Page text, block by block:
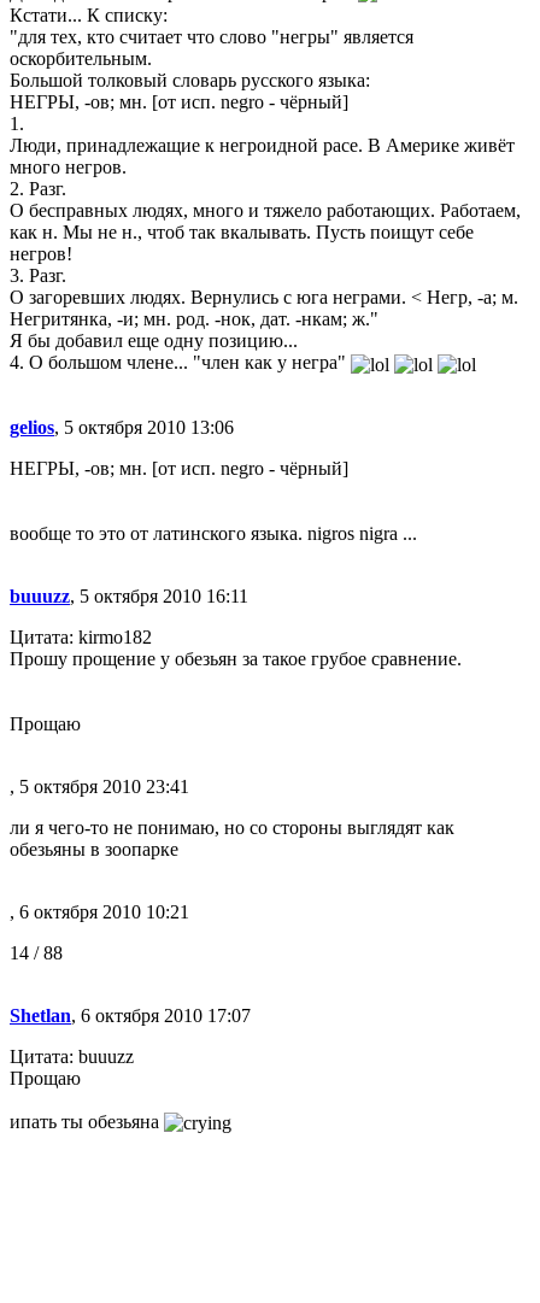
Кстати... К списку:
"для тех, кто считает что слово "негры" является
оскорбительным.
Большой толковый словарь русского языка:
НЕГРЫ, -ов; мн. [от исп. negro - чёрный]
1.
Люди, принадлежащие к негроидной расе. В Америке живёт
много негров.
2. Разг.
О бесправных людях, много и тяжело работающих. Работаем,
как н. Мы не н., чтоб так вкалывать. Пусть поищут себе
негров!
3. Разг.
О загоревших людях. Вернулись с юга неграми. < Негр, -а; м.
Негритянка, -и; мн. род. -нок, дат. -нкам; ж."
Я бы добавил еще одну позицию...
4. О большом члене... "член как у негра"
gelios, 5 октября 2010 13:06
НЕГРЫ, -ов; мн. [от исп. negro - чёрный]
вообще то это от латинского языка. nigros nigra ...
buuuzz, 5 октября 2010 16:11
Цитата: kirmo182
Прошу прощение у обезьян за такое грубое сравнение.
Прощаю
, 5 октября 2010 23:41
ли я чего-то не понимаю, но со стороны выглядят как
обезьяны в зоопарке
, 6 октября 2010 10:21
14 / 88
Shetlan, 6 октября 2010 17:07
Цитата: buuuzz
Прощаю
ипать ты обезьяна